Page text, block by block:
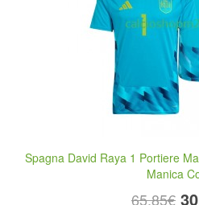
Spagna David Raya 1 Portiere
Manica
65,85€